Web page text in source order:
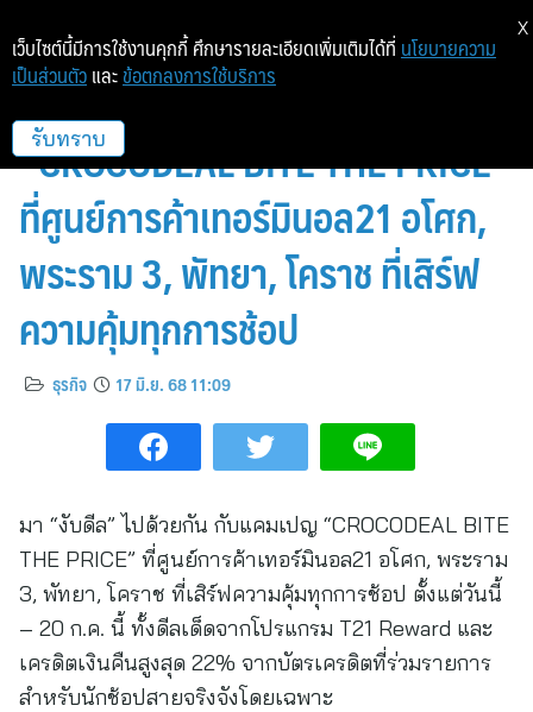
มา “งับดีล” ไปด้วยกัน กับแคมเปญ
“CROCODEAL BITE THE PRICE”
ที่ศูนย์การค้าเทอร์มินอล21 อโศก,
พระราม 3, พัทยา, โคราช ที่เสิร์ฟ
ความคุ้มทุกการช้อป
ธุรกิจ 17 มิ.ย. 68 11:09
มา “งับดีล” ไปด้วยกัน กับแคมเปญ “CROCODEAL BITE
THE PRICE” ที่ศูนย์การค้าเทอร์มินอล21 อโศก, พระราม
3, พัทยา, โคราช ที่เสิร์ฟความคุ้มทุกการช้อป ตั้งแต่วันนี้
– 20 ก.ค. นี้ ทั้งดีลเด็ดจากโปรแกรม T21 Reward และ
เครดิตเงินคืนสูงสุด 22% จากบัตรเครดิตที่ร่วมรายการ
สำหรับนักช้อปสายจริงจังโดยเฉพาะ
เว็บไซต์นี้มีการใช้งานคุกกี้ ศึกษารายละเอียดเพิ่มเติมได้ที่ นโยบายความ
เป็นส่วนตัว และ ข้อตกลงการใช้บริการ
รับทราบ
X